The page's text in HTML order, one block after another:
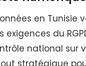
en Tunisie
exigences du
national sur